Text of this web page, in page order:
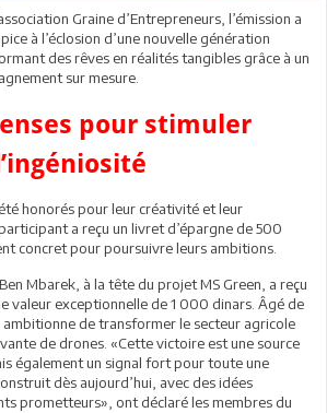
Graine d’Entrepreneurs, l’émission a
à l’éclosion d’une nouvelle génération
des rêves en réalités tangibles grâce à un
sur mesure.
pour stimuler
honorés pour leur créativité et leur
a reçu un livret d’épargne de 500
concret pour poursuivre leurs ambitions.
Mbarek, à la tête du projet MS Green, a reçu
valeur exceptionnelle de 1 000 dinars. Âgé de
ambitionne de transformer le secteur agricole
de drones. «Cette victoire est une source
également un signal fort pour toute une
dès aujourd’hui, avec des idées
prometteurs», ont déclaré les membres du